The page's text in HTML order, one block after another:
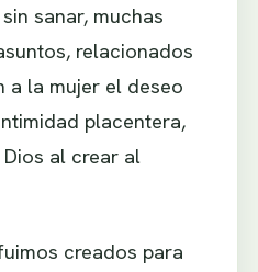
sanar, muchas
relacionados
a la mujer el deseo
placentera,
al crear al
creados para